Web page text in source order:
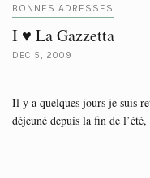
BONNES ADRESSES
I ♥ La Gazzetta
DEC 5, 2009
Il y a quelques jours je suis
déjeuné depuis la fin de